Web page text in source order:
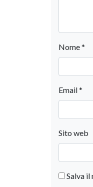
Nome*
Email*
Sito web
Salva il